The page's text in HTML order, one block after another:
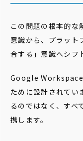
この問題の根本的な
意識から、プラット
合する」意識へシフ
Google Workspace
ために設計されてい
るのではなく、すべ
携します。